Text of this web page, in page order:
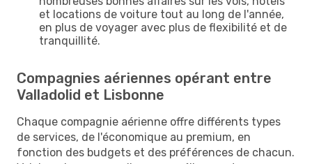
et locations de voiture tout au long de l'année,
en plus de voyager avec plus de flexibilité et de
tranquillité.
Compagnies aériennes opérant entre
Valladolid et Lisbonne
Chaque compagnie aérienne offre différents types
de services, de l'économique au premium, en
fonction des budgets et des préférences de chacun.